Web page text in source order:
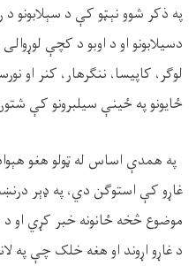
په ذکر شوو نېټو کې د سېلابونو د
دسیلابونو او د اوبو د کچې
لوگر، کاپیسا، ننگرهار، کنر او
ځایونو په ځینې سیلبرونو کې
په همدې اساس له ټولو هغو
غاړو کې استوګن دي، په ډېر
موضوع څخه ځانونه خبر کړي او
د غاړو اړوند او هغه خلک چې په